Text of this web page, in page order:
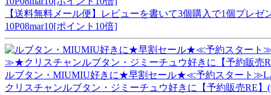
【送料無料メール便】レビューを書いて3個購入で1個プレ
10P08mar10[ポイント10倍]
ルブタン・MIUMIU好きに★早割セール★≪予約スタート
クリスチャンルブタン・ジミーチュウ好きに【予約販売RE